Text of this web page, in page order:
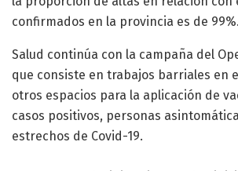
confirmados en la provincia es de 99%.
Salud continúa con la campaña del
que consiste en trabajos barriales en
otros espacios para la aplicación de
casos positivos, personas
estrechos de Covid-19.